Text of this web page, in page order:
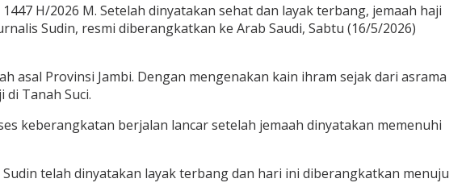
H/2026 M. Setelah dinyatakan sehat dan layak terbang, jemaah haji
Sudin, resmi diberangkatkan ke Arab Saudi, Sabtu (16/5/2026)
asal Provinsi Jambi. Dengan mengenakan kain ihram sejak dari asrama
Tanah Suci.
keberangkatan berjalan lancar setelah jemaah dinyatakan memenuhi
telah dinyatakan layak terbang dan hari ini diberangkatkan menuju